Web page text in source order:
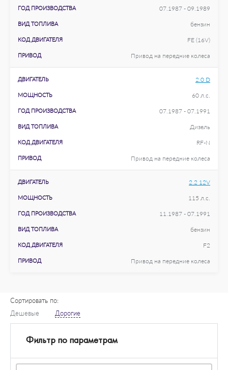
ГОД ПРОИЗВОДСТВА 07.1987 - 09.1989
ВИД ТОПЛИВА бензин
КОД ДВИГАТЕЛЯ FE (16V)
ПРИВОД Привод на передние колеса
ДВИГАТЕЛЬ 2.0 D
МОЩНОСТЬ 60 л.с.
ГОД ПРОИЗВОДСТВА 07.1987 - 07.1991
ВИД ТОПЛИВА Дизель
КОД ДВИГАТЕЛЯ RF-N
ПРИВОД Привод на передние колеса
ДВИГАТЕЛЬ 2.2 12V
МОЩНОСТЬ 115 л.с.
ГОД ПРОИЗВОДСТВА 11.1987 - 07.1991
ВИД ТОПЛИВА бензин
КОД ДВИГАТЕЛЯ F2
ПРИВОД Привод на передние колеса
Сортировать по:
Дешевые
Дорогие
Фильтр по параметрам